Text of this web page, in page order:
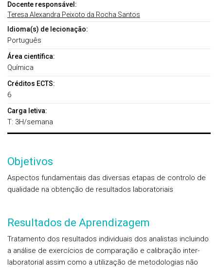
Docente responsável:
Teresa Alexandra Peixoto da Rocha Santos
Idioma(s) de lecionação:
Português
Área científica:
Química
Créditos ECTS:
6
Carga letiva:
T: 3H/semana
Objetivos
Aspectos fundamentais das diversas etapas de controlo de
qualidade na obtenção de resultados laboratoriais
Resultados de Aprendizagem
Tratamento dos resultados individuais dos analistas incluindo
a análise de exercícios de comparação e calibração inter-
laboratorial assim como a utilização de metodologias não